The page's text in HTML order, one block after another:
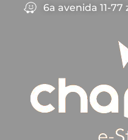
6a avenida 11-